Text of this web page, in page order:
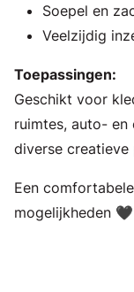
Soepel en
Veelzijdig
Toepassingen:
Geschikt voor
ruimtes, auto- en
diverse creatieve
Een
mogelijkheden 🖤